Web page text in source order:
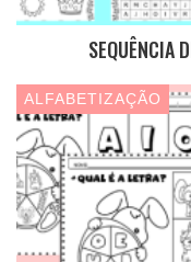
SEQUÊNCIA
ALFABETIZAÇÃO